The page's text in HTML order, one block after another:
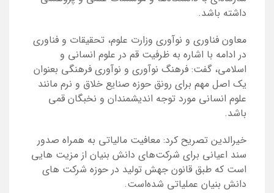
داشته باشد.
معاون فناوری و نوآوری وزارت علوم، تحقیقات و فناوری
در ادامه با اشاره به ظرفیت قم در علوم انسانی و
اسلامی، گفت: فرهنگ نوآوری و نوآوری فرهنگی بعنوان
یک اصل مهم برای رونق حوزه صنایع خلاق و نرم مانند
علوم انسانی مورد توجه اندیشمندان و نخبگان قمی
باشد.
خیرالدین تصریح کرد: معافیت مالیاتی به همراه صدور
سند اعیانی برای شرکت‌های دانش بنیان از مزیت هایی
است که طبق قانون جهش تولید در حوزه شرکت های
دانش بنیان عملیاتی شده‌است.